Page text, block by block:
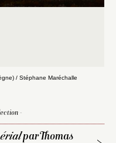
/ Stéphane Maréchalle
-
par Thomas